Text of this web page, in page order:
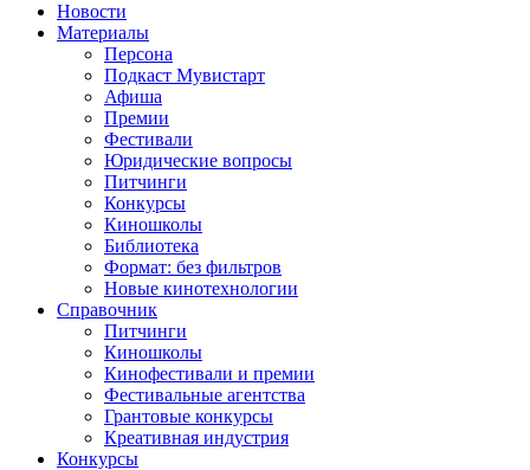
Новости
Материалы
Персона
Подкаст Мувистарт
Афиша
Премии
Фестивали
Юридические вопросы
Питчинги
Конкурсы
Киношколы
Библиотека
Формат: без фильтров
Новые кинотехнологии
Справочник
Питчинги
Киношколы
Кинофестивали и премии
Фестивальные агентства
Грантовые конкурсы
Креативная индустрия
Конкурсы